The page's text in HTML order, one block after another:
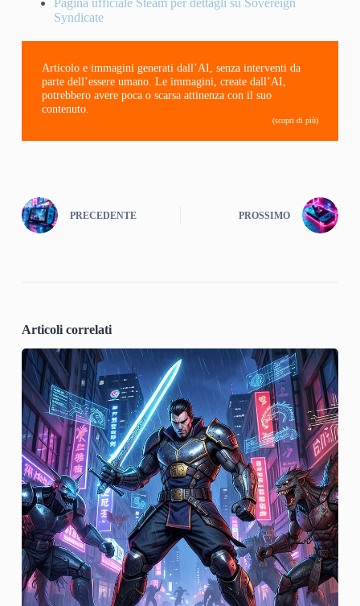
Syndicate
Articolo e immagini generati dall’AI, senza interventi da
parte dell’essere umano. Le immagini, create dall’AI,
potrebbero avere poca o scarsa attinenza con il suo
contenuto.
(scopri di più)
PRECEDENTE PROSSIMO
Articoli correlati